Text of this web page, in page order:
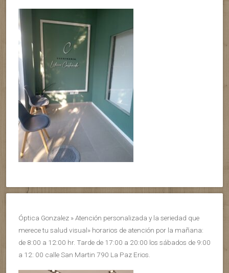
Óptica Gonzalez » Atención personalizada y la seriedad que
merece tu salud visual» horarios de atención por la mañana:
de 8:00 a 12:00 hr. Tarde de 17:00 a 20:00 los sábados de 9:00
a 12: 00 calle San Martin 790 La Paz Erios.